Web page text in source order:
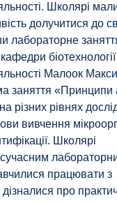
Школярі
долучитися до
лабораторне
біотехнології
Малоок
заняття «Принципи
різних рівнях
вивчення
Школярі
працювати з
про